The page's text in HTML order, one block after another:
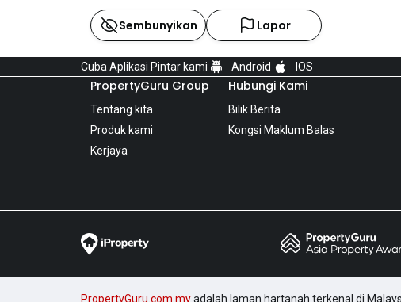
Sembunyikan Lapor
Cuba Aplikasi Pintar kami Android IOS
PropertyGuru Group
Tentang kita
Produk kami
Kerjaya
Hubungi Kami
Bilik Berita
Kongsi Maklum Balas
PropertyGuru.com.myadalah laman hartanah terkenal di